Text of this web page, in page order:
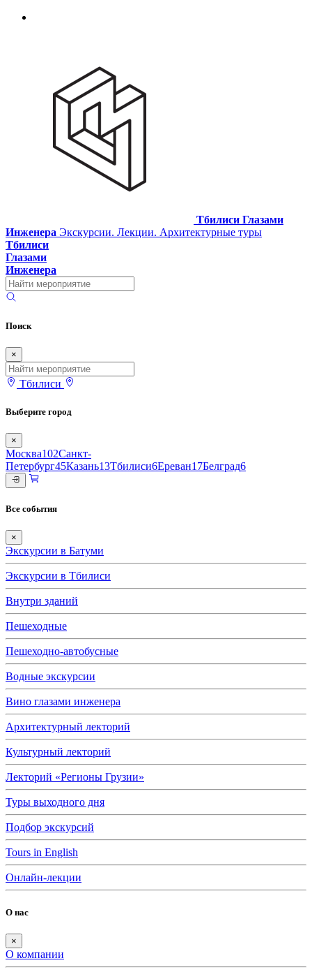
Тбилиси Глазами
Инженера Экскурсии. Лекции. Архитектурные туры
Тбилиси
Глазами
Инженера
Поиск
×
Тбилиси
Выберите город
×
Москва102Санкт-
Петербург45Казань13Тбилиси6Ереван17Белград6
Все события
×
Экскурсии в Батуми
Экскурсии в Тбилиси
Внутри зданий
Пешеходные
Пешеходно-автобусные
Водные экскурсии
Вино глазами инженера
Архитектурный лекторий
Культурный лекторий
Лекторий «Регионы Грузии»
Туры выходного дня
Подбор экскурсий
Tours in English
Онлайн-лекции
О нас
×
О компании